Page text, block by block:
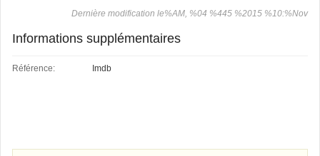
Dernière modification le%AM, %04 %445 %2015 %10:%Nov
Informations supplémentaires
Référence: Imdb